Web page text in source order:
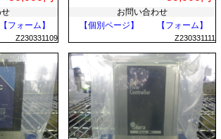
せ
【フォーム】
Z230331109
お問い合わせ
【個別ページ】
【フォーム】
Z230331111